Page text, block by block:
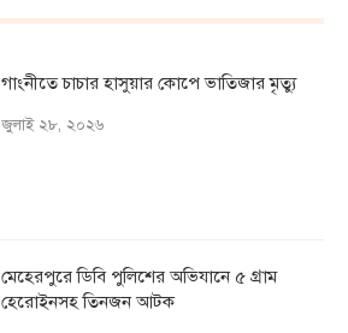
গাংনীতে চাচার হাসুয়ার কােপে ভাতিজার মৃত্যু
জুলাই ২৮, ২০২৬
মেহেরপুরে ডিবি পুলিশের অভিযানে ৫ গ্রাম
হেরোইনসহ তিনজন আটক